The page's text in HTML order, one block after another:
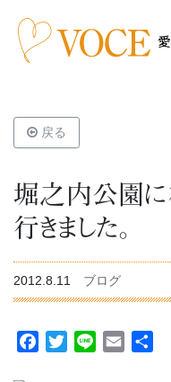
戻る
堀之内公園に
行きました。
2012.8.11 ブログ
Facebook
TwitterLine Email